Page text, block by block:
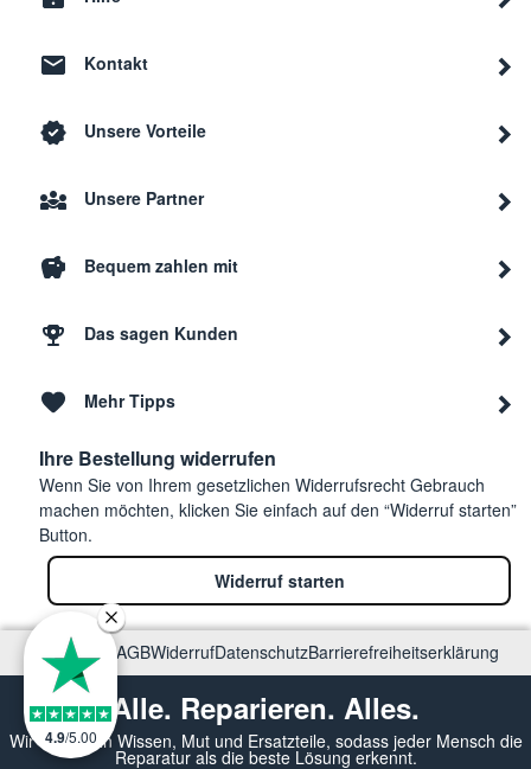
Kontakt
Unsere Vorteile
Unsere Partner
Bequem zahlen mit
Das sagen Kunden
Mehr Tipps
Ihre Bestellung widerrufen
Wenn Sie von Ihrem gesetzlichen Widerrufsrecht Gebrauch
machen möchten, klicken Sie einfach auf den “Widerruf starten”
Button.
Widerruf starten
ImpressumAGBWiderrufDatenschutzBarrierefreiheitserklärung
Alle. Reparieren. Alles.
Wir vermitteln Wissen, Mut und Ersatzteile, sodass jeder Mensch die
Reparatur als die beste Lösung erkennt.
4.9/5.00